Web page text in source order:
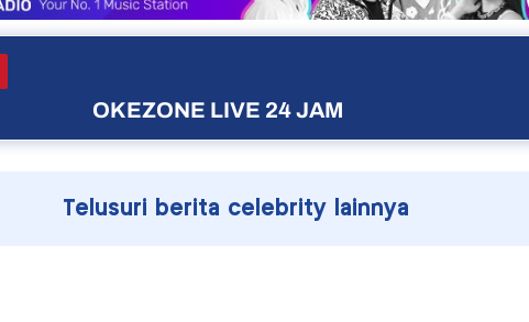
OKEZONE LIVE 24 JAM
Telusuri berita celebrity lainnya